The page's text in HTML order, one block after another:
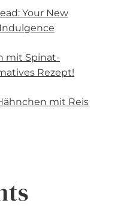
Your New
mit Spinat-
Rezept!
mit Reis